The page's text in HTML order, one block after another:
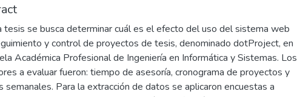
tesis se busca determinar cuál es el efecto del uso del sistema web
y control de proyectos de tesis, denominado dotProject, en
Académica Profesional de Ingeniería en Informática y Sistemas. Los
a evaluar fueron: tiempo de asesoría, cronograma de proyectos y
semanales. Para la extracción de datos se aplicaron encuestas a